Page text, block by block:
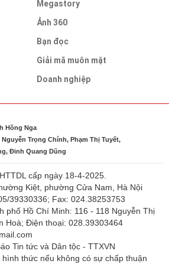
Megastory
Ảnh 360
Bạn đọc
Giải mã muôn mặt
Doanh nghiệp
Hồng Nga
Nguyễn Trọng Chính, Phạm Thị Tuyết,
Đinh Quang Dũng
cấp ngày 18-4-2025.
Kiệt, phường Cửa Nam, Hà Nội
39330336; Fax: 024.38253753
phố Hồ Chí Minh: 116 - 118 Nguyễn Thị
Hoà; Điện thoại: 028.39303464
Tin tức và Dân tộc - TTXVN
thức nếu không có sự chấp thuận